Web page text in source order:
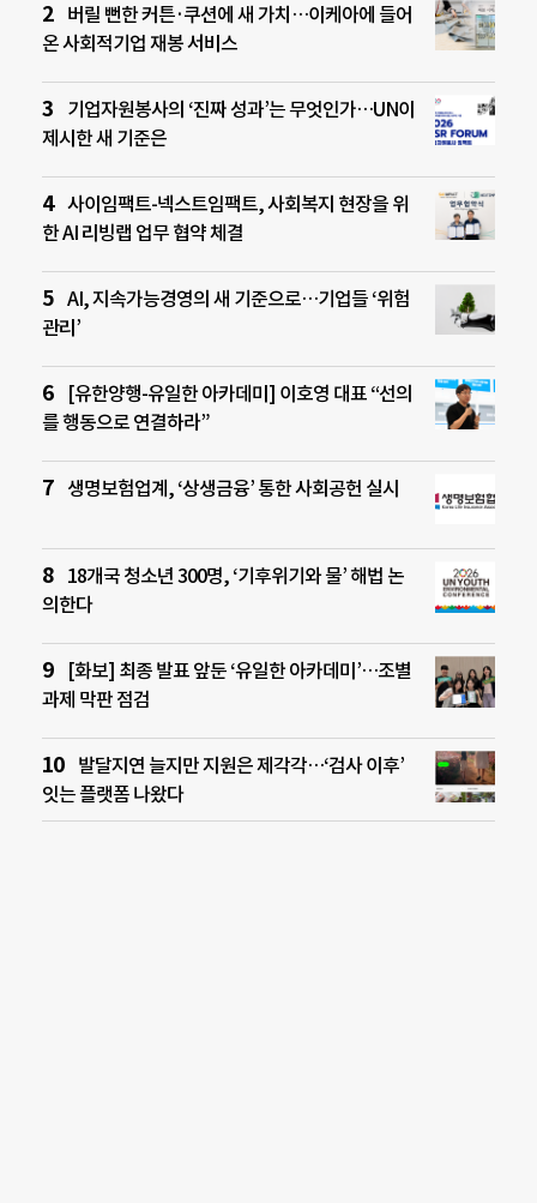
버릴 뻔한 커튼·쿠션에 새 가치…이케아에 들어
온 사회적기업 재봉 서비스
기업자원봉사의 ‘진짜 성과’는 무엇인가…UN이
제시한 새 기준은
사이임팩트-넥스트임팩트, 사회복지 현장을 위
한 AI 리빙랩 업무 협약 체결
AI, 지속가능경영의 새 기준으로…기업들 ‘위험
관리’
[유한양행-유일한 아카데미] 이호영 대표 “선의
를 행동으로 연결하라”
생명보험업계, ‘상생금융’ 통한 사회공헌 실시
18개국 청소년 300명, ‘기후위기와 물’ 해법 논
의한다
[화보] 최종 발표 앞둔 ‘유일한 아카데미’…조별
과제 막판 점검
발달지연 늘지만 지원은 제각각…‘검사 이후’
잇는 플랫폼 나왔다